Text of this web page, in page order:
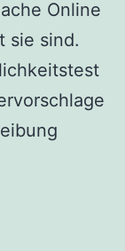
Online
sie sind.